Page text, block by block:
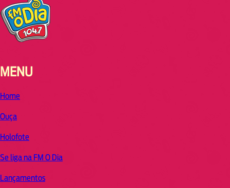
MENU
Home
Ouça
Holofote
Se liga na FM O Dia
Lançamentos